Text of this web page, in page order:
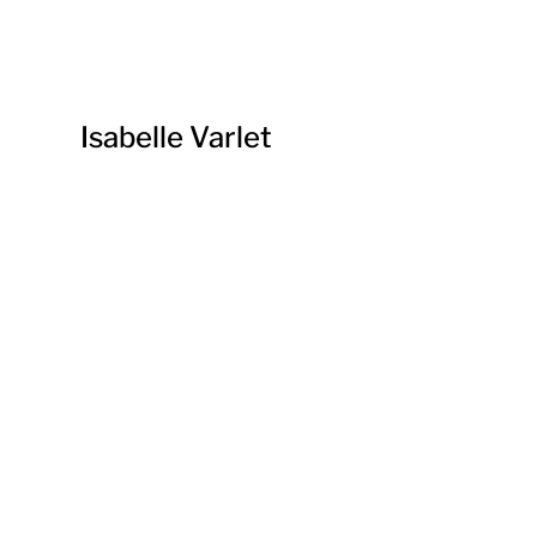
Isabelle Varlet